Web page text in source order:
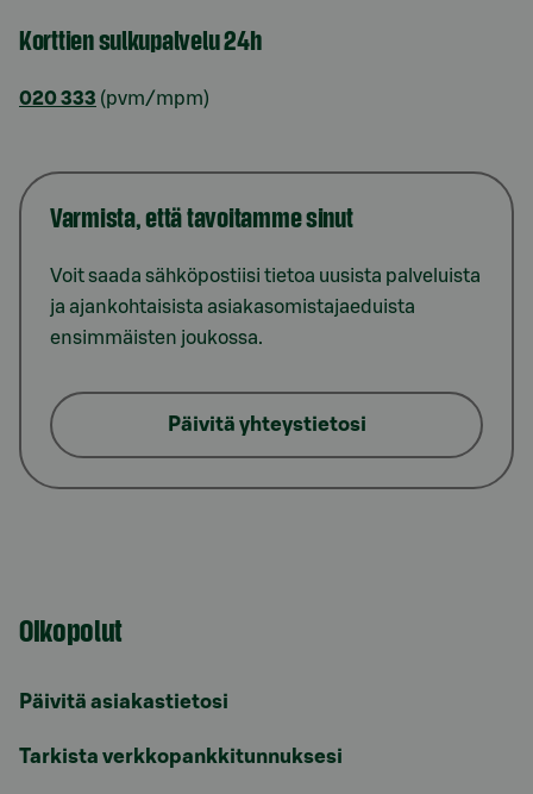
Korttien sulkupalvelu 24h
020 333 (pvm/mpm)
Varmista, että tavoitamme sinut
Voit saada sähköpostiisi tietoa uusista palveluista
ja ajankohtaisista asiakasomistajaeduista
ensimmäisten joukossa.
Päivitä yhteystietosi
Oikopolut
Päivitä asiakastietosi
Tarkista verkkopankkitunnuksesi